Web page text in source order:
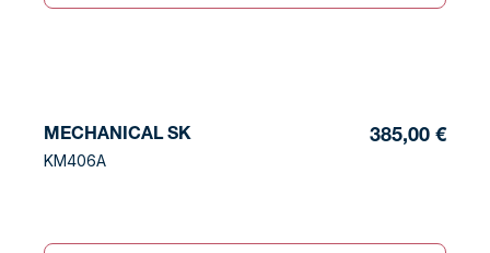
MECHANICAL SK
KM406A
385,00 €